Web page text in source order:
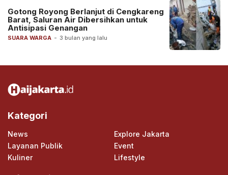
SUARA WARGA - 3 bulan yang lalu
Gotong Royong Berlanjut di Cengkareng
Barat, Saluran Air Dibersihkan untuk
Antisipasi Genangan
Kategori
News
Explore Jakarta
Layanan Publik
Event
Kuliner
Lifestyle